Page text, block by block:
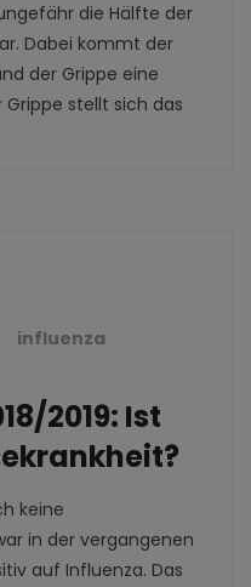
die Hälfte der
Dabei kommt der
der Grippe eine
Grippe stellt sich das
influenza
2019: Ist
keine
in der vergangenen
auf Influenza. Das